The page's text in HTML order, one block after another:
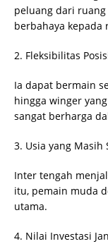
peluang dari
berbahaya kepada
2. Fleksibilitas
Ia dapat bermain
hingga winger
sangat berharga
3. Usia yang Masih
Inter tengah
itu, pemain muda
utama.
4. Nilai Investasi